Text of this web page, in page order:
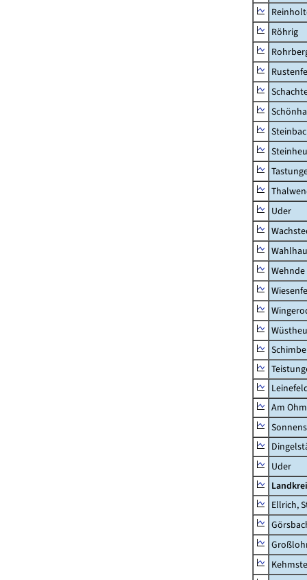
Röhrig
Uder
Wehnde
Am
Uder
Ellrich,